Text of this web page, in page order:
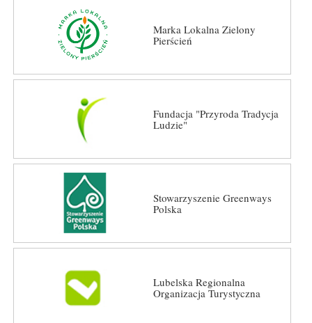
Marka Lokalna Zielony
Pierścień
Fundacja "Przyroda Tradycja
Ludzie"
Stowarzyszenie Greenways
Polska
Lubelska Regionalna
Organizacja Turystyczna